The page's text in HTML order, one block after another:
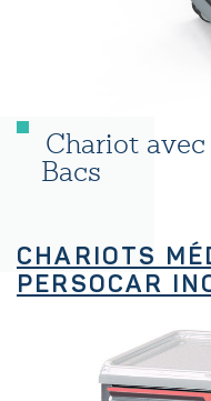
Chariot
Bacs
CHARIOTS
PERSOCAR